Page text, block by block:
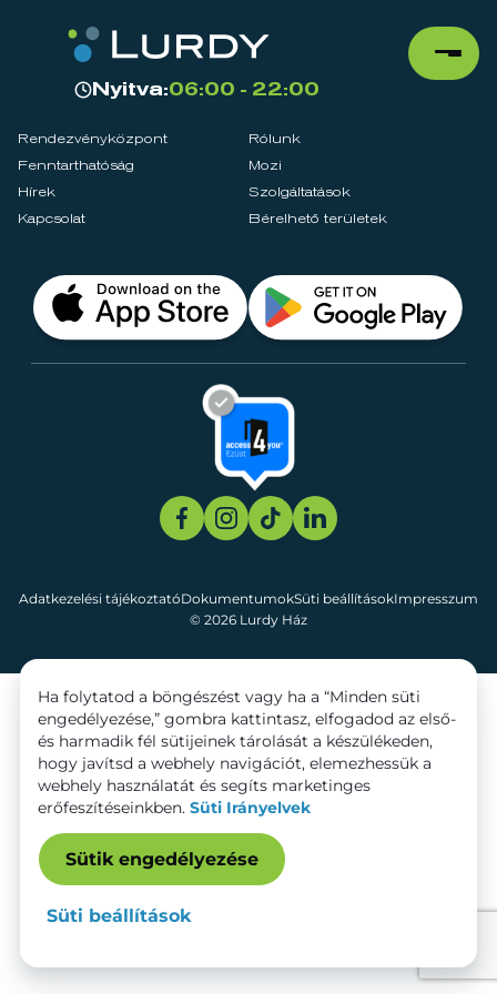
Nyitva:06:00 - 22:00
Rendezvényközpont
Rólunk
Fenntarthatóság
Mozi
Hírek
Szolgáltatások
Kapcsolat
Bérelhető területek
© 2026 Lurdy Ház
Adatkezelési tájékoztatóDokumentumokSüti beállításokImpresszum
Ha folytatod a böngészést vagy ha a “Minden süti
engedélyezése,” gombra kattintasz, elfogadod az első-
és harmadik fél sütijeinek tárolását a készülékeden,
hogy javítsd a webhely navigációt, elemezhessük a
webhely használatát és segíts marketinges
erőfeszítéseinkben. Süti Irányelvek
Sütik engedélyezése
Süti beállítások